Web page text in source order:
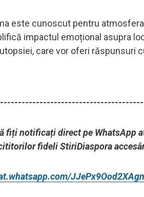
este cunoscut pentru
impactul emoțional asupra
care vor oferi răspunsuri
fiți notificați direct pe WhatsApp
fideli StiriDiaspora